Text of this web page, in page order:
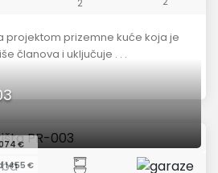
2
projektom prizemne kuće koja je
članova i uključuje . . .
€
1455 €